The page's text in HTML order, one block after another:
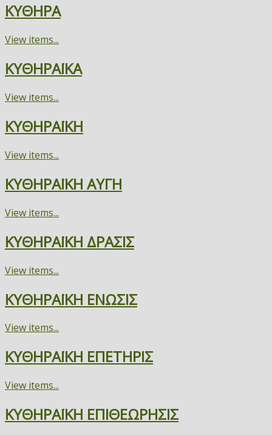
ΚΥΘΗΡΑ
View items...
ΚΥΘΗΡΑΪΚΑ
View items...
ΚΥΘΗΡΑΪΚΗ
View items...
ΚΥΘΗΡΑΪΚΗ ΑΥΓΗ
View items...
ΚΥΘΗΡΑΪΚΗ ΔΡΑΣΙΣ
View items...
ΚΥΘΗΡΑΪΚΗ ΕΝΩΣΙΣ
View items...
ΚΥΘΗΡΑΪΚΗ ΕΠΕΤΗΡΙΣ
View items...
ΚΥΘΗΡΑΪΚΗ ΕΠΙΘΕΩΡΗΣΙΣ